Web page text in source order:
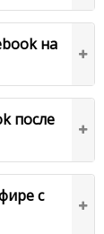
на
после
с